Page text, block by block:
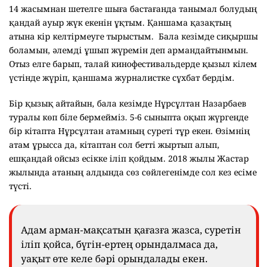
14 жасымнан шетелге шыға бастағанда танымал болудың
қандай ауыр жүк екенін ұқтым. Қаншама қазақтың
атына кір келтірмеуге тырыстым. Бала кезімде сиқыршы
боламын, әлемді ұшып жүремін деп армандайтынмын.
Отыз елге барып, талай кинофестивальдерде қызыл кілем
үстінде жүріп, қаншама журналистке сұхбат бердім.
Бір қызық айтайын, бала кезімде Нұрсұлтан Назарбаев
туралы көп біле бермейміз. 5-6 сыныпта оқып жүргенде
бір кітапта Нұрсұлтан атамның суреті тұр екен. Өзімнің
атам ұрысса да, кітаптан сол бетті жыртып алып,
ешқандай ойсыз есікке іліп қойдым. 2018 жылы Жастар
жылында атаның алдында сөз сөйлегенімде сол кез есіме
түсті.
Адам арман-мақсатын қағазға жазса, суретін
іліп қойса, бүгін-ертең орындалмаса да,
уақыт өте келе бәрі орындалады екен.